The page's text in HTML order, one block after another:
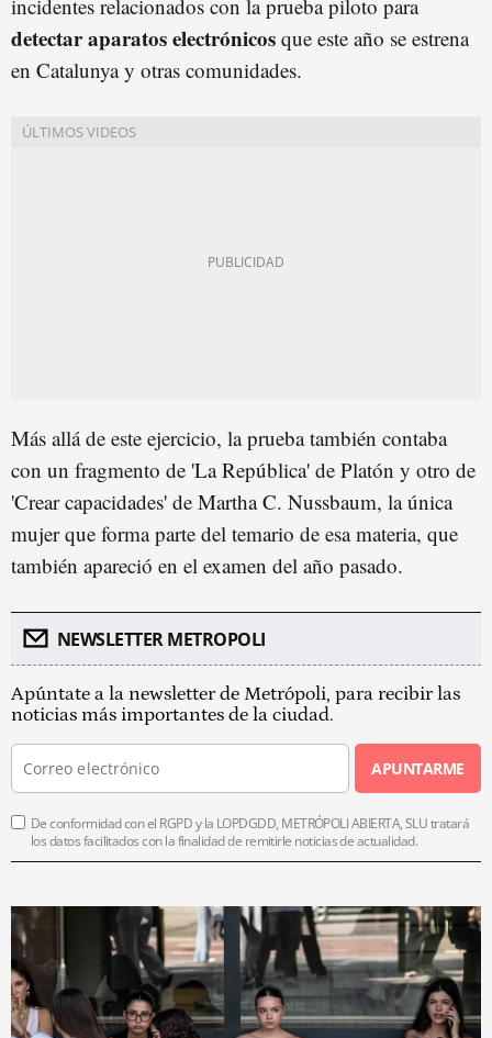
incidentes relacionados con la prueba piloto para
detectar aparatos electrónicos que este año se estrena
en Catalunya y otras comunidades.
Más allá de este ejercicio, la prueba también contaba
con un fragmento de 'La República' de Platón y otro de
'Crear capacidades' de Martha C. Nussbaum, la única
mujer que forma parte del temario de esa materia, que
también apareció en el examen del año pasado.
NEWSLETTER METROPOLI
Apúntate a la newsletter de Metrópoli, para recibir las
noticias más importantes de la ciudad.
APUNTARME
De conformidad con el RGPD y la LOPDGDD, METRÓPOLI ABIERTA, SLU tratará
los datos facilitados con la finalidad de remitirle noticias de actualidad.